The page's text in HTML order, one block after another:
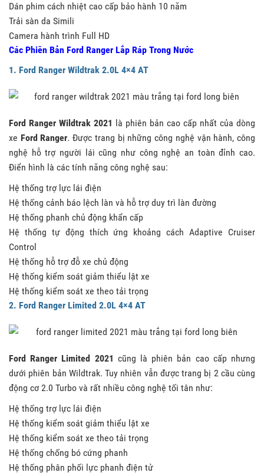
Dán phim cách nhiệt cao cấp bảo hành 10 năm
Trải sàn da Simili
Camera hành trình Full HD
Các Phiên Bản Ford Ranger Lắp Ráp Trong Nước
1. Ford Ranger Wildtrak 2.0L 4×4 AT
Ford Ranger Wildtrak 2021 là phiên bản cao cấp nhất của dòng
xe Ford Ranger. Được trang bị những công nghệ vận hành, công
nghệ hỗ trợ người lái cũng như công nghệ an toàn đỉnh cao.
Điển hình là các tính năng công nghệ sau:
Hệ thống trợ lực lái điện
Hệ thống cảnh báo lệch làn và hỗ trợ duy trì làn đường
Hệ thống phanh chủ động khẩn cấp
Hệ thống tự động thích ứng khoảng cách Adaptive Cruiser
Control
Hệ thống hỗ trợ đỗ xe chủ động
Hệ thống kiểm soát giảm thiểu lật xe
Hệ thống kiểm soát xe theo tải trọng
2. Ford Ranger Limited 2.0L 4×4 AT
Ford Ranger Limited 2021 cũng là phiên bản cao cấp nhưng
dưới phiên bản Wildtrak. Tuy nhiên vẫn được trang bị 2 cầu cùng
động cơ 2.0 Turbo và rất nhiều công nghệ tối tân như:
Hệ thống trợ lực lái điện
Hệ thống kiểm soát giảm thiểu lật xe
Hệ thống kiểm soát xe theo tải trọng
Hệ thống chống bó cứng phanh
Hệ thống phân phối lực phanh điện tử